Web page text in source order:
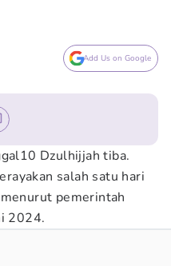
Add Us on Google
Dzulhijjah tiba.
salah satu hari
pemerintah
2024.